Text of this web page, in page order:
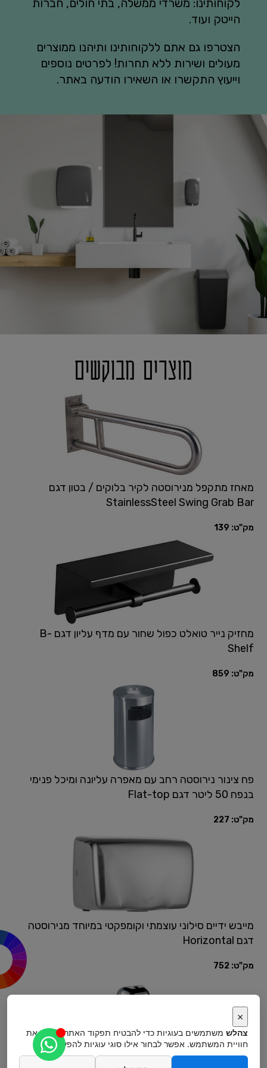
לקוחותינו: משרדי ממשלה, בתי חולים, חברות
הייטק ועוד.
הצטרפו גם אתם ללקוחותינו ותיהנו ממוצרים
מעולים ושירות ללא תחרות! לפרטים נוספים
וייעוץ התקשרו או השאירו הודעה באתר.
מוצרים מבוקשים
מאחז מתקפל מנירוסטה לקיר בלוקים / בטון דגם
StainlessSteel Swing Grab Bar
מק"ט: 139
מחזיק נייר טואלט כפול שחור עם מדף עליון דגם B-
Shelf
מק"ט: 859
פח צינור נירוסטה רחב עם מאפרה עליונה ומיכל פנימי
בנפח 50 ליטר דגם Flat-top
מק"ט: 227
מייבש ידיים סילוני עוצמתי וקומפקטי במיוחד מנירוסטה
דגם Horizontal
מק"ט: 752
×
צהלש משתמשים בעוגיות כדי להבטיח תפקוד האתר ולשפר את
חוויית המשתמש. אפשר לבחור אילו סוגי עוגיות להפעיל.